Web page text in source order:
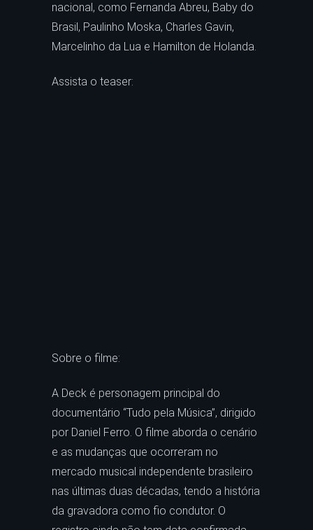
nacional, como Fernanda Abreu, Baby do
Brasil, Paulinho Moska, Charles Gavin,
Marcelinho da Lua e Hamilton de Holanda.
Assista o teaser:
Sobre o filme:
A Deck é personagem principal do
documentário “Tudo pela Música”, dirigido
por Daniel Ferro. O filme aborda o cenário
e as mudanças que ocorreram no
mercado musical independente brasileiro
nas últimas duas décadas, tendo a história
da gravadora como fio condutor. O